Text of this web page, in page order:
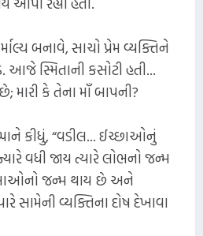
બનાવે, સાચો પ્રેમ વ્યક્તિને
આજે સ્મિતાની કસોટી હતી...
કે તેના માઁ બાપની?
કીધું, “વડીલ... ઈચ્છાઓનું
વધી જાય ત્યારે લોભનો જન્મ
જન્મ થાય છે અને
સામેની વ્યક્તિના દોષ દેખાવા